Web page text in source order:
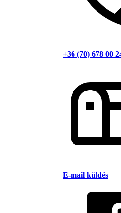
+36 (70) 678 00
E-mail küldés